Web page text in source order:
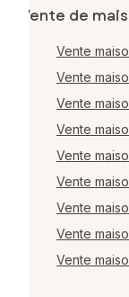
Vente de
Vente
Vente
Vente
Vente
Vente
Vente
Vente
Vente
Vente